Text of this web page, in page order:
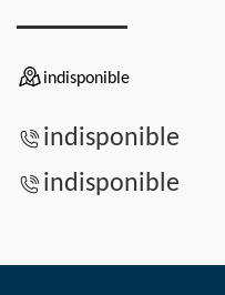
indisponible
indisponible
indisponible